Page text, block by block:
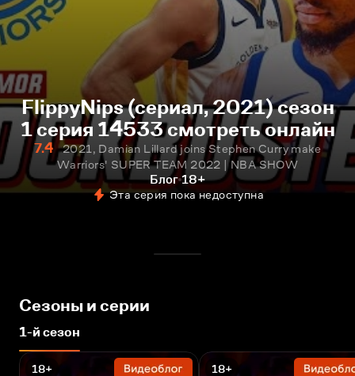
FlippyNips (сериал, 2021) сезон
1 серия 14533 смотреть онлайн
7.4
2021, Damian Lillard joins Stephen Curry make
Warriors' SUPER TEAM 2022 | NBA SHOW
Блог 18+
Эта серия пока недоступна
Сезоны и серии
1-й сезон
18+ 18+